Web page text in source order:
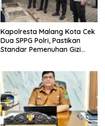
Kapolresta Malang Kota Cek
Dua SPPG Polri, Pastikan
Standar Pemenuhan Gizi